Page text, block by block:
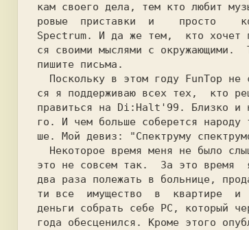
кам своего дела, тем кто любит
ровые  приставки  и    просто
Spectrum. И да же тем,  кто хочет
ся своими мыслями с окружающими.
пишите
  Поскольку в этом году
FunTop не
ся я поддерживаю всех тех,  кто
правиться на Di:Halt'99.
Близко и
ше. Мой девиз: "Спектруму
это не совсем так.  За это время
два раза полежать в больнице,
ти все  имущество  в  квартире  и
деньги собрать себе PC, который
года обесценился. Кроме этого